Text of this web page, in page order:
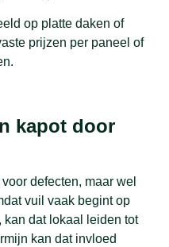
op platte daken of
prijzen per paneel of
kapot door
defecten, maar wel
vuil vaak begint op
dat lokaal leiden tot
kan dat invloed